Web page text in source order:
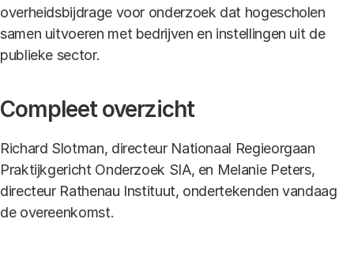
overheidsbijdrage voor onderzoek dat hogescholen
samen uitvoeren met bedrijven en instellingen uit de
publieke sector.
Compleet overzicht
Richard Slotman, directeur Nationaal Regieorgaan
Praktijkgericht Onderzoek SIA, en Melanie Peters,
directeur Rathenau Instituut, ondertekenden vandaag
de overeenkomst.